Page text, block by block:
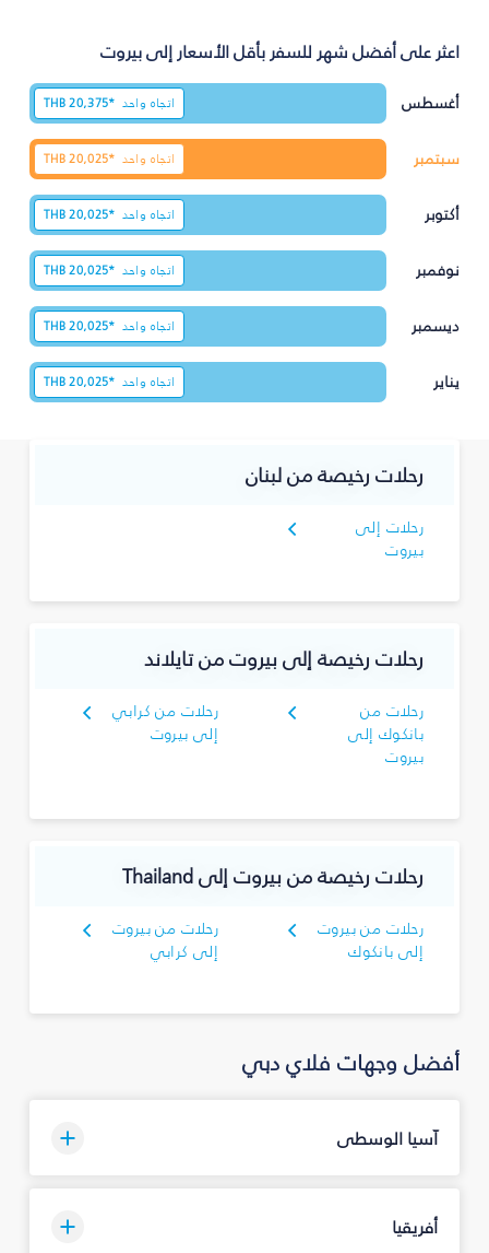
اعثر على أفضل شهر للسفر بأقل الأسعار إلى بيروت
أغسطس اتجاه واحد THB20,375*
سبتمبر اتجاه واحد THB20,025*
أكتوبر اتجاه واحد THB20,025*
نوفمبر اتجاه واحد THB20,025*
ديسمبر اتجاه واحد THB20,025*
يناير اتجاه واحد THB20,025*
رحلات رخيصة من لبنان
رحلات إلى
بيروت
رحلات رخيصة إلى بيروت من تايلاند
رحلات من
بانكوك إلى
بيروت
رحلات من كرابي
إلى بيروت
رحلات رخيصة من بيروت إلى Thailand
رحلات من بيروت
إلى بانكوك
رحلات من بيروت
إلى كرابي
أفضل وجهات فلاي دبي
آسيا الوسطى
أفريقيا